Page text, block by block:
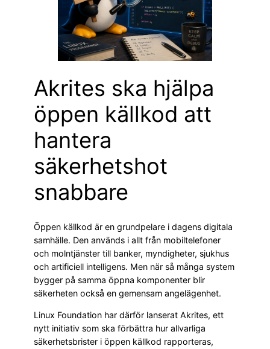
Akrites ska hjälpa
öppen källkod att
hantera
säkerhetshot
snabbare
Öppen källkod är en grundpelare i dagens digitala
samhälle. Den används i allt från mobiltelefoner
och molntjänster till banker, myndigheter, sjukhus
och artificiell intelligens. Men när så många system
bygger på samma öppna komponenter blir
säkerheten också en gemensam angelägenhet.
Linux Foundation har därför lanserat Akrites, ett
nytt initiativ som ska förbättra hur allvarliga
säkerhetsbrister i öppen källkod rapporteras,